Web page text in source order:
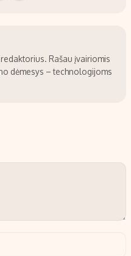
Rašau įvairiomis
dėmesys – technologijoms